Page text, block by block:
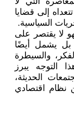
إلى قضايا
السياسية.
لا يقتصر على
بل يشمل أيضًا
والسيطرة
التوجه يبرز
الحديثة،
نظام اقتصادي